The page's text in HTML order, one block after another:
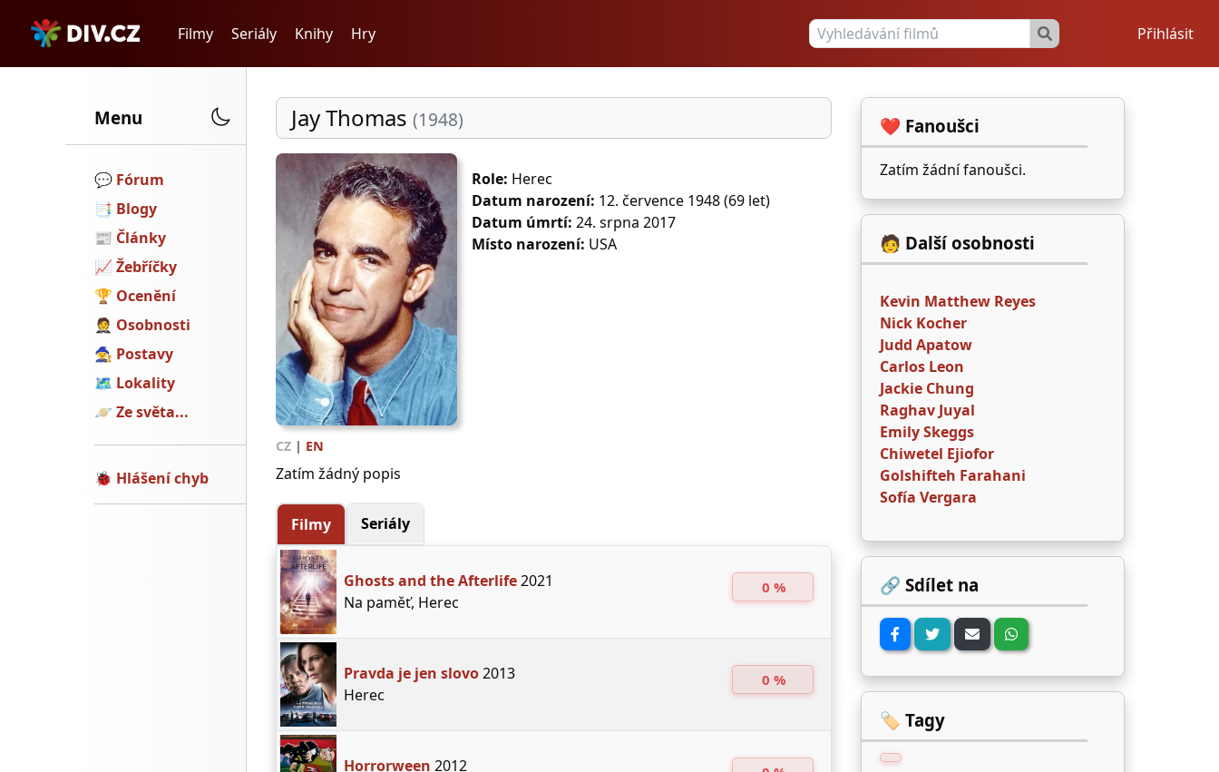
Filmy Seriály Knihy Hry Přihlásit
Menu
💬️ Fórum
📑 Blogy
📰 Články
📈 Žebříčky
🏆 Ocenění
🤵 Osobnosti
🧙 Postavy
🗺 Lokality
🪐 Ze světa...
🐞 Hlášení chyb
Jay Thomas (1948)
Role: Herec
Datum narození: 12. července 1948 (69 let)
Datum úmrtí: 24. srpna 2017
Místo narození: USA
CZ | EN
Zatím žádný popis
Filmy Seriály
Ghosts and the Afterlife2021
Na paměť, Herec
0 %
Pravda je jen slovo2013
Herec
0 %
Horrorween 2012
❤️ Fanoušci
Zatím žádní fanoušci.
🧑 Další osobnosti
Kevin Matthew Reyes
Nick Kocher
Judd Apatow
Carlos Leon
Jackie Chung
Raghav Juyal
Emily Skeggs
Chiwetel Ejiofor
Golshifteh Farahani
Sofía Vergara
🔗 Sdílet na
🏷️ Tagy